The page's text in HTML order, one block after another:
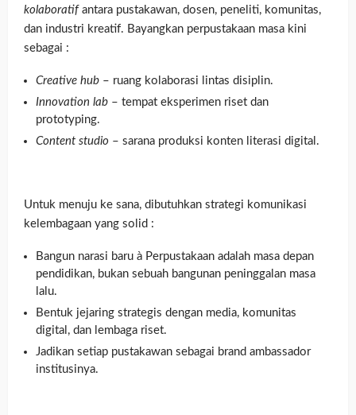
kolaboratif antara pustakawan, dosen, peneliti, komunitas,
dan industri kreatif. Bayangkan perpustakaan masa kini
sebagai :
Creative hub – ruang kolaborasi lintas disiplin.
Innovation lab – tempat eksperimen riset dan
prototyping.
Content studio – sarana produksi konten literasi digital.
Untuk menuju ke sana, dibutuhkan strategi komunikasi
kelembagaan yang solid :
Bangun narasi baru à Perpustakaan adalah masa depan
pendidikan, bukan sebuah bangunan peninggalan masa
lalu.
Bentuk jejaring strategis dengan media, komunitas
digital, dan lembaga riset.
Jadikan setiap pustakawan sebagai brand ambassador
institusinya.